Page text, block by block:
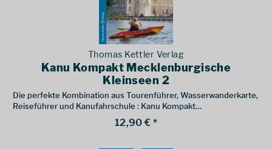
Thomas Kettler Verlag
Kanu Kompakt Mecklenburgische
Kleinseen 2
Die perfekte Kombination aus Tourenführer, Wasserwanderkarte,
Reiseführer und Kanufahrschule : Kanu Kompakt
Mecklenburgische Kleinseen12,90 € *